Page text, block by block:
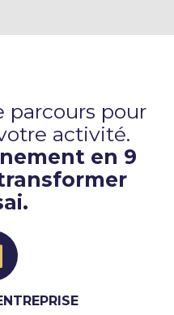
parcours pour
activité.
en 9